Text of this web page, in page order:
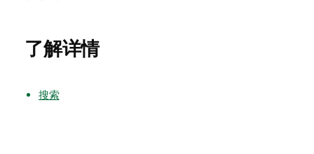
了解详情
搜索